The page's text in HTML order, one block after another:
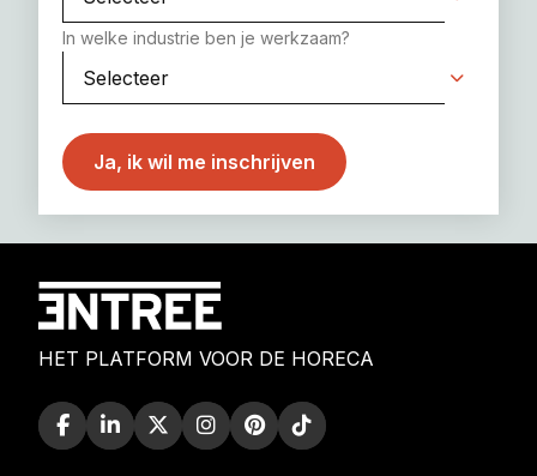
In welke industrie ben je werkzaam?
HET PLATFORM VOOR DE HORECA